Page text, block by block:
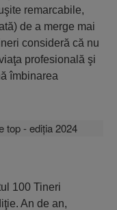
remarcabile,
de a merge mai
consideră că nu
profesională şi
îmbinarea
100 Tineri
An de an,